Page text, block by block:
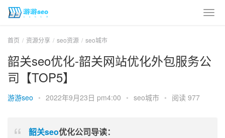
首页 资源分享 seo资源 seo城市
韶关seo优化-韶关网站优化外包服务公
司【TOP5】
游游seo • 2022年9月23日 pm4:00 • seo城市 • 阅读 977
韶关seo优化公司导读：